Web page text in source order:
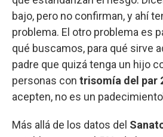
bajo, pero no confirman, y ahí
problema. El otro problema es
qué buscamos, para qué sirve
padre que quizá tenga un hijo
personas con trisomía del par
acepten, no es un
Más allá de los datos del